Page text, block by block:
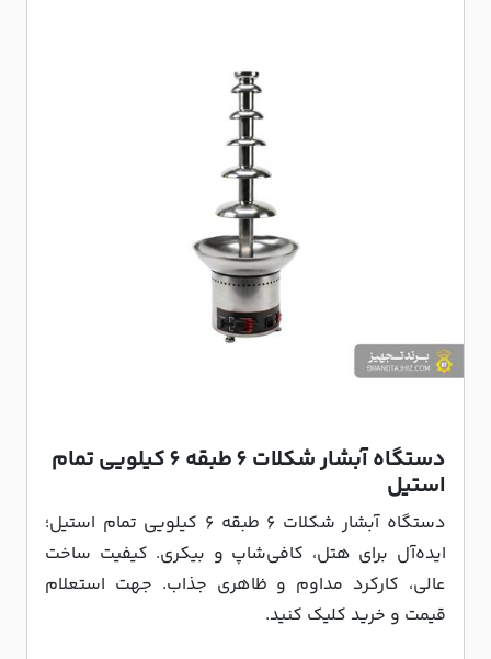
دستگاه آبشار شکلات 6 طبقه 6 کیلویی تمام
استیل
دستگاه آبشار شکلات ۶ طبقه ۶ کیلویی تمام استیل؛
ایده‌آل برای هتل، کافی‌شاپ و بیکری. کیفیت ساخت
عالی، کارکرد مداوم و ظاهری جذاب. جهت استعلام
قیمت و خرید کلیک کنید.